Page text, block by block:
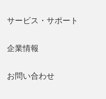
サービス・サポート
企業情報
お問い合わせ